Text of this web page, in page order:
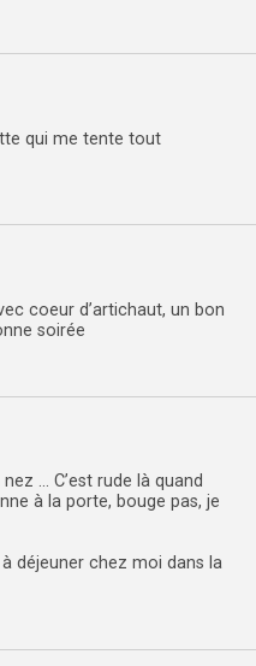
qui me tente tout
coeur d’artichaut, un bon
soirée
… C’est rude là quand
à la porte, bouge pas, je
à déjeuner chez moi dans la